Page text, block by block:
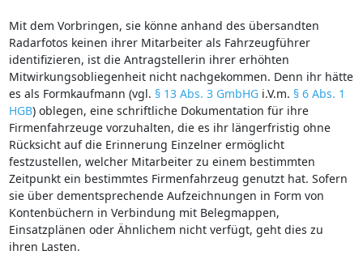
Mit dem Vorbringen, sie könne anhand des übersandten
Radarfotos keinen ihrer Mitarbeiter als Fahrzeugführer
identifizieren, ist die Antragstellerin ihrer erhöhten
Mitwirkungsobliegenheit nicht nachgekommen. Denn ihr hätte
es als Formkaufmann (vgl. § 13 Abs. 3 GmbHGi.V.m. § 6 Abs. 1
HGB) oblegen, eine schriftliche Dokumentation für ihre
Firmenfahrzeuge vorzuhalten, die es ihr längerfristig ohne
Rücksicht auf die Erinnerung Einzelner ermöglicht
festzustellen, welcher Mitarbeiter zu einem bestimmten
Zeitpunkt ein bestimmtes Firmenfahrzeug genutzt hat. Sofern
sie über dementsprechende Aufzeichnungen in Form von
Kontenbüchern in Verbindung mit Belegmappen,
Einsatzplänen oder Ähnlichem nicht verfügt, geht dies zu
ihren Lasten.